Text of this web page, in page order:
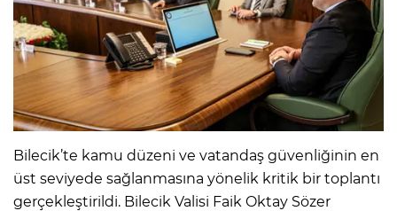
Bilecik’te kamu düzeni ve vatandaş güvenliğinin en
üst seviyede sağlanmasına yönelik kritik bir toplantı
gerçekleştirildi. Bilecik Valisi Faik Oktay Sözer